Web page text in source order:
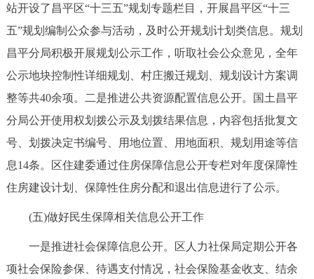
站开设了昌平区“十三五”规划专题栏目，开展昌平区“十三
五”规划编制公众参与活动，及时公开规划计划类信息。规划
昌平分局积极开展规划公示工作，听取社会公众意见，全年
公示地块控制性详细规划、村庄搬迁规划、规划设计方案调
整等共40余项。二是推进公共资源配置信息公开。国土昌平
分局公开使用权划拨公示及划拨结果信息，内容包括批复文
号、划拨决定书编号、用地位置、用地面积、规划用途等信
息14条。区住建委通过住房保障信息公开专栏对年度保障性
住房建设计划、保障性住房分配和退出信息进行了公示。
(五)做好民生保障相关信息公开工作
一是推进社会保障信息公开。区人力社保局定期公开各
项社会保险参保、待遇支付情况，社会保险基金收支、结余